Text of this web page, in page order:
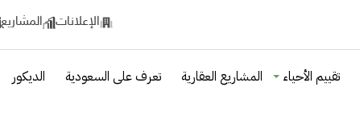
الإعلانات المشاريع
تقييم الأحياء المشاريع العقارية تعرف على السعودية الديكور